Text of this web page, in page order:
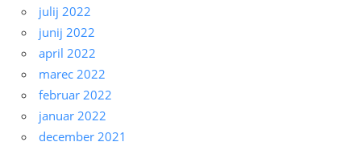
julij 2022
junij 2022
april 2022
marec 2022
februar 2022
januar 2022
december 2021